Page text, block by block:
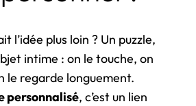
l’idée plus loin ? Un puzzle,
intime : on le touche, on
le regarde longuement.
personnalisé, c’est un lien